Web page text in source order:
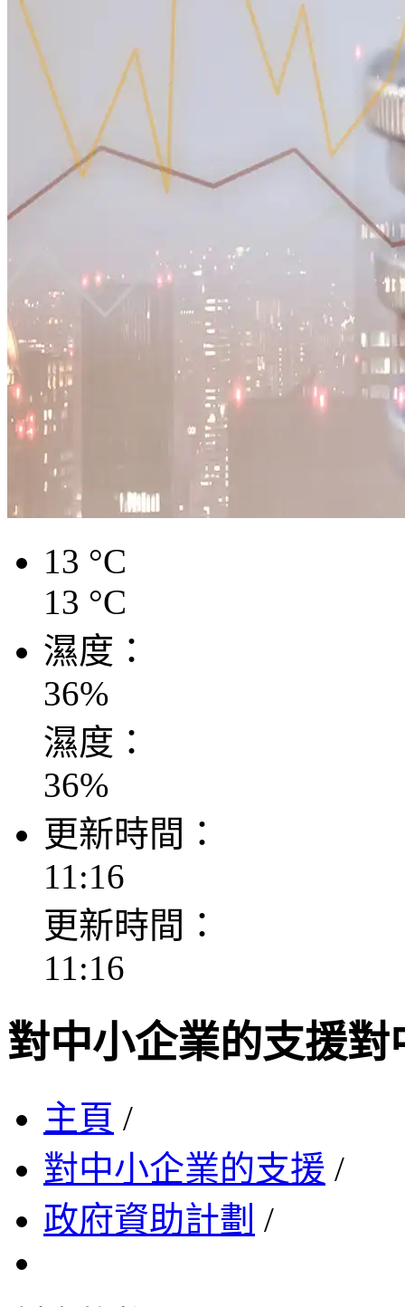
13 °C
13 °C
濕度：
36%
濕度：
36%
更新時間：
11:16
更新時間：
11:16
對中小企業的支援對
主頁 /
對中小企業的支援 /
政府資助計劃 /